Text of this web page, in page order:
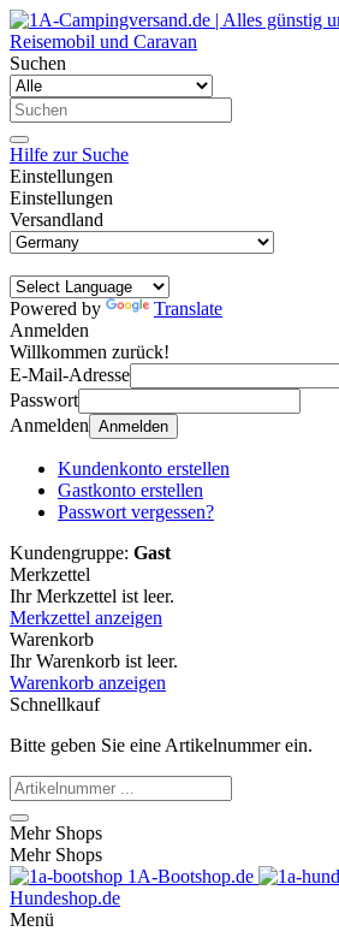
Suchen
Hilfe zur Suche
Einstellungen
Einstellungen
Versandland
Powered by
Translate
Anmelden
Willkommen zurück!
E-Mail-Adresse
Passwort
Anmelden Anmelden
Kundenkonto erstellen
Gastkonto erstellen
Passwort vergessen?
Kundengruppe: Gast
Merkzettel
Ihr Merkzettel ist leer.
Merkzettel anzeigen
Warenkorb
Ihr Warenkorb ist leer.
Warenkorb anzeigen
Schnellkauf
Bitte geben Sie eine Artikelnummer ein.
Mehr Shops
Mehr Shops
1A-Bootshop.de
Hundeshop.de
Menü